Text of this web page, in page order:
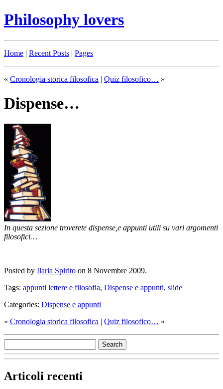
Philosophy lovers
Home | Recent Posts | Pages
« Cronologia storica filosofica | Quiz filosofico… »
Dispense…
In questa sezione troverete dispense,e appunti utili su vari argomenti
filosofici…
Posted by Ilaria Spirito on 8 Novembre 2009.
Tags: appunti lettere e filosofia, Dispense e appunti, slide
Categories: Dispense e appunti
« Cronologia storica filosofica | Quiz filosofico… »
Articoli recenti